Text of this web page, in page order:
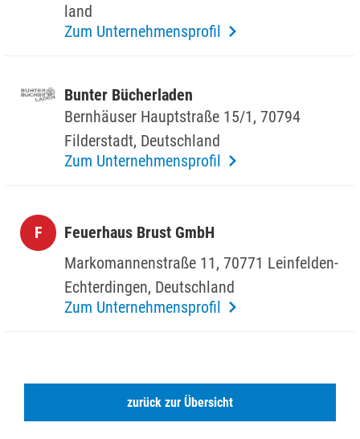
land
Zum Unternehmensprofil
Bunter Bücher­laden
Bern­häuser Haupt­straße 15/1, 70794
Filder­stadt, Deutsch­land
Zum Unternehmensprofil
F
Feuer­haus Brust GmbH
Marko­man­nen­straße 11, 70771 Lein­felden-
Echter­dingen, Deutsch­land
Zum Unternehmensprofil
zurück zur Übersicht